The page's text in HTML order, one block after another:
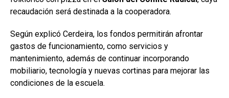
recaudación será destinada a la cooperadora.
Según explicó Cerdeira, los fondos permitirán afrontar
gastos de funcionamiento, como servicios y
mantenimiento, además de continuar incorporando
mobiliario, tecnología y nuevas cortinas para mejorar las
condiciones de la escuela.